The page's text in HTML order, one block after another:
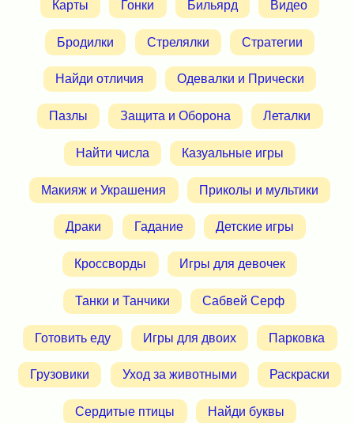
Карты Гонки Бильярд Видео
Бродилки Стрелялки Стратегии
Найди отличия Одевалки и Прически
Пазлы Защита и Оборона Леталки
Найти числа Казуальные игры
Макияж и Украшения Приколы и мультики
Драки Гадание Детские игры
Кроссворды Игры для девочек
Танки и Танчики Сабвей Серф
Готовить еду Игры для двоих Парковка
Грузовики Уход за животными Раскраски
Сердитые птицы Найди буквы